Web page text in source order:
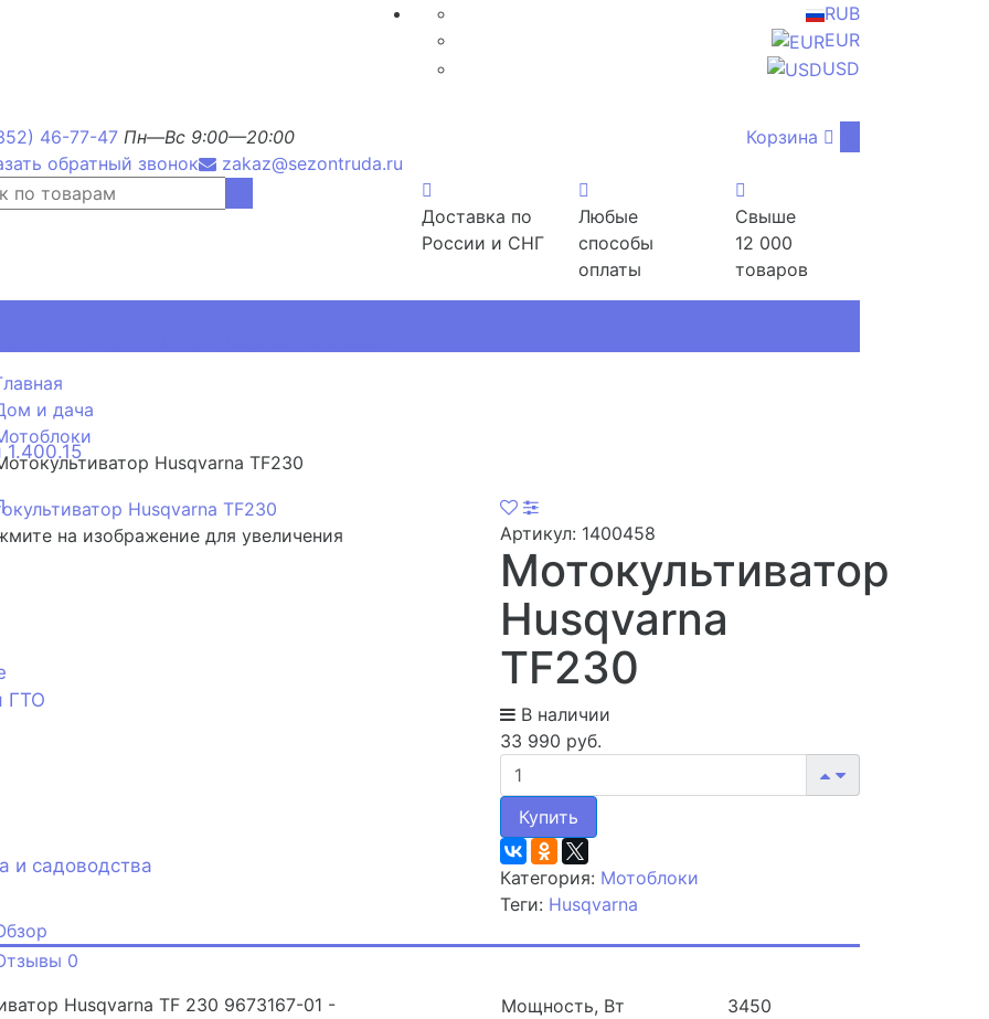
RUB
EUR
USD
46-77-47 Пн—Вс 9:00—20:00
обратный звонок
zakaz@sezontruda.ru
Корзина
Доставка по
России и СНГ
Любые
способы
оплаты
Свыше
12 000
товаров
ГТО
и садоводства
и дача
Husqvarna TF230
на изображение для увеличения Артикул: 1400458
Мотокультиватор
Husqvarna
TF230
В наличии
33 990 руб.
Купить
Категория: Мотоблоки
Теги: Husqvarna
0
Husqvarna TF 230 9673167-01 -
Мощность, Вт 3450